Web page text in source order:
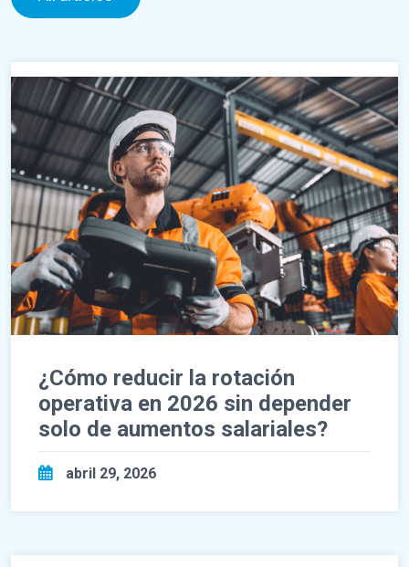
¿Cómo reducir la rotación
operativa en 2026 sin depender
solo de aumentos salariales?
abril 29, 2026